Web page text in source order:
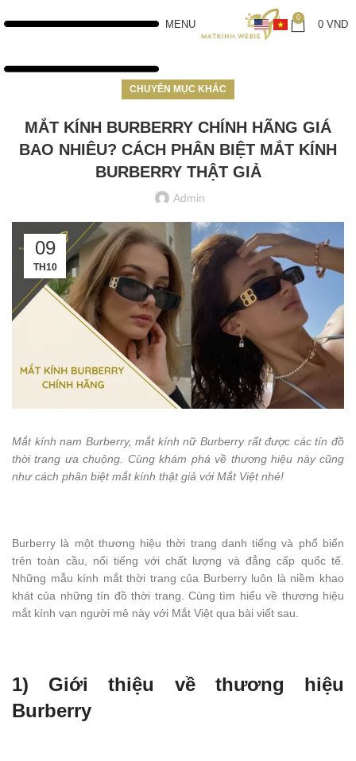
MENU
0
0 VND
CHUYÊN MỤC KHÁC
MẮT KÍNH BURBERRY CHÍNH HÃNG GIÁ
BAO NHIÊU? CÁCH PHÂN BIỆT MẮT KÍNH
BURBERRY THẬT GIẢ
Admin
09
TH10
Mắt kính nam Burberry, mắt kính nữ Burberry rất được các tín đồ
thời trang ưa chuộng. Cùng khám phá về thương hiệu này cũng
như cách phân biệt mắt kính thật giả với Mắt Việt nhé!
Burberry là một thương hiệu thời trang danh tiếng và phổ biến
trên toàn cầu, nổi tiếng với chất lượng và đẳng cấp quốc tế.
Những mẫu kính mắt thời trang của Burberry luôn là niềm khao
khát của những tín đồ thời trang. Cùng tìm hiểu về thương hiệu
mắt kính vạn người mê này với Mắt Việt qua bài viết sau.
1) Giới thiệu về thương hiệu
Burberry